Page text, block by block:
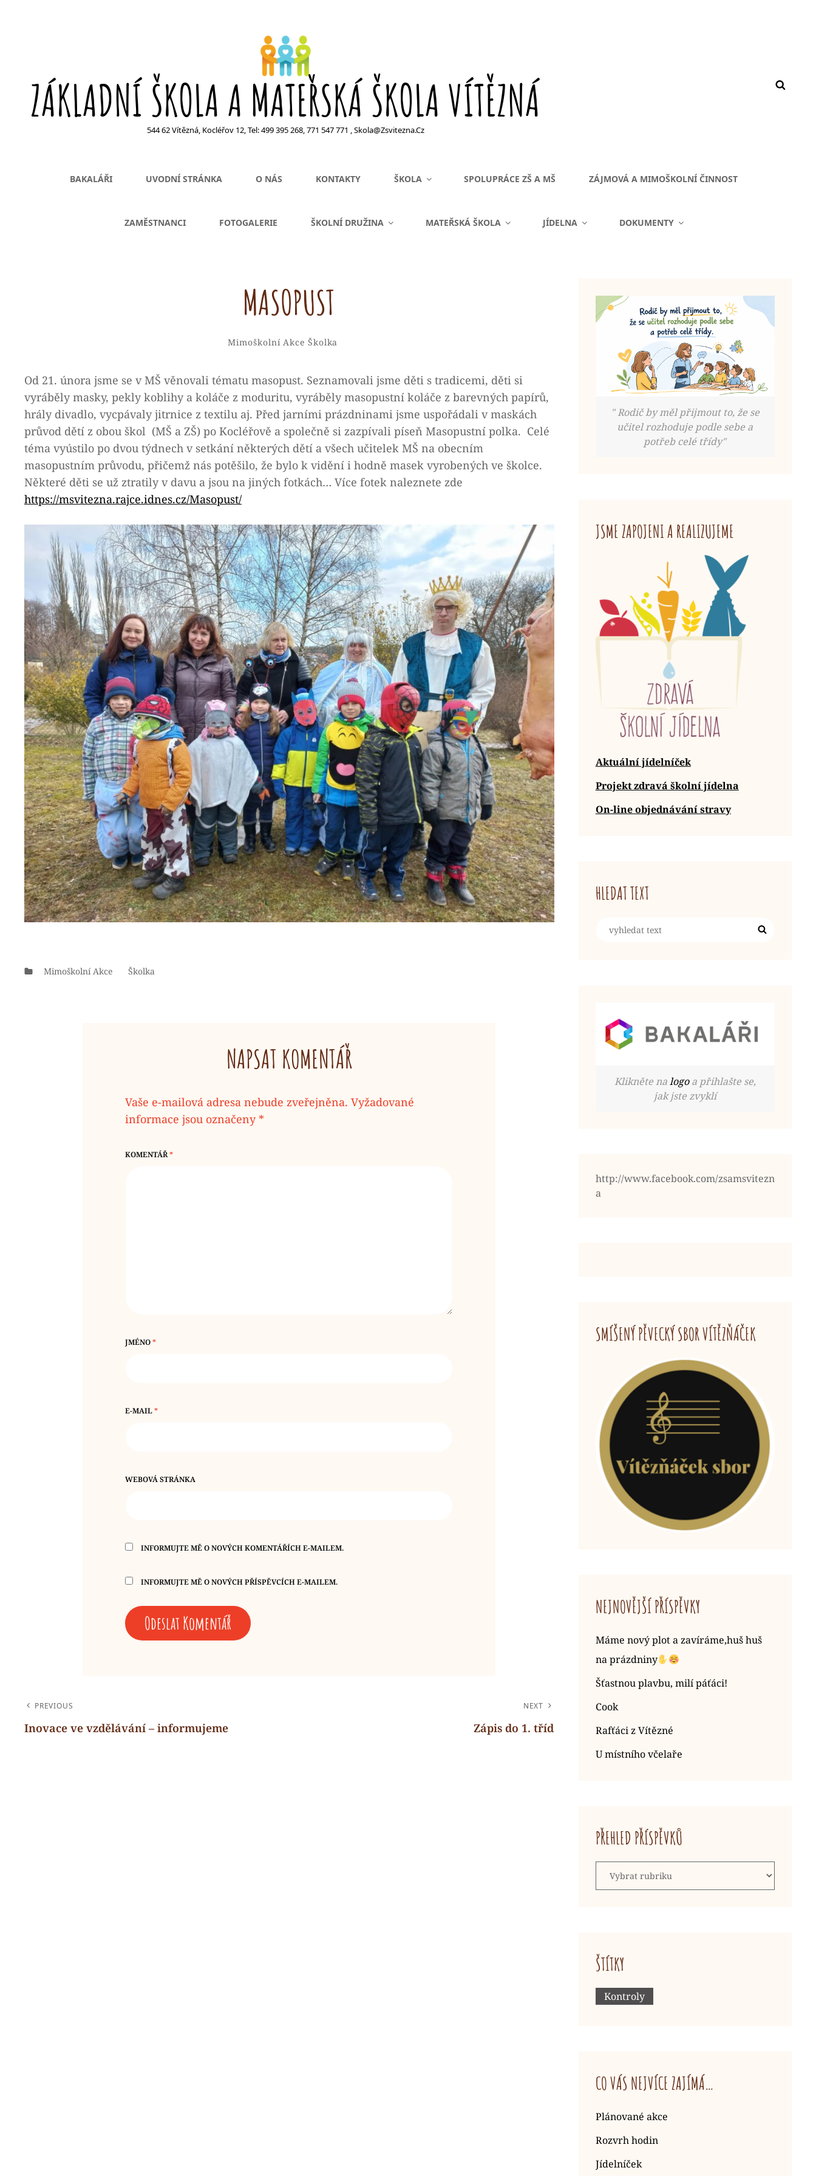
ZÁKLADNÍ ŠKOLA A MATEŘSKÁ ŠKOLA VÍTĚZNÁ
544 62 Vítězná, Kocléřov 12, Tel: 499 395 268, 771 547 771 , Skola@zsvitezna.cz
BAKALÁŘI UVODNÍ STRÁNKA O NÁS KONTAKTY ŠKOLA SPOLUPRÁCE ZŠ A MŠ ZÁJMOVÁ A MIMOŠKOLNÍ ČINNOST
ZAMĚSTNANCI FOTOGALERIE ŠKOLNÍ DRUŽINA MATEŘSKÁ ŠKOLA JÍDELNA DOKUMENTY
MASOPUST
Categories
Mimoškolní Akce Školka
comment
on
MASOPUST
Od 21. února jsme se v MŠ věnovali tématu masopust. Seznamovali jsme děti s tradicemi, děti si
vyráběly masky, pekly koblihy a koláče z moduritu, vyráběly masopustní koláče z barevných papírů,
hrály divadlo, vycpávaly jitrnice z textilu aj. Před jarními prázdninami jsme uspořádali v maskách
průvod dětí z obou škol (MŠ a ZŠ) po Kocléřově a společně si zazpívali píseň Masopustní polka. Celé
téma vyústilo po dvou týdnech v setkání některých dětí a všech učitelek MŠ na obecním
masopustním průvodu, přičemž nás potěšilo, že bylo k vidění i hodně masek vyrobených ve školce.
Některé děti se už ztratily v davu a jsou na jiných fotkách… Více fotek naleznete zde
https://msvitezna.rajce.idnes.cz/Masopust/
Categories
Mimoškolní Akce Školka
NAPSAT KOMENTÁŘ
Vaše e-mailová adresa nebude zveřejněna. Vyžadované
informace jsou označeny *
KOMENTÁŘ*
JMÉNO*
E-MAIL*
WEBOVÁ STRÁNKA
INFORMUJTE MĚ O NOVÝCH KOMENTÁŘÍCH E-MAILEM.
INFORMUJTE MĚ O NOVÝCH PŘÍSPĚVCÍCH E-MAILEM.
NAVIGACE
PRO
PREVIOUS
Inovace ve vzdělávání – informujeme
NEXT
Zápis do 1. tříd
" Rodič by měl přijmout to, že se
učitel rozhoduje podle sebe a
potřeb celé třídy"
JSME ZAPOJENI A REALIZUJEME
Aktuální jídelníček
Projekt zdravá školní jídelna
On-line objednávání stravy
HLEDAT TEXT
Search
Klikněte nalogoa přihlašte se,
jak jste zvyklí
http://www.facebook.com/zsamsvitezn
a
SMÍŠENÝ PĚVECKÝ SBOR VÍTĚZŇÁČEK
NEJNOVĚJŠÍ PŘÍSPĚVKY
Máme nový plot a zavíráme,huš huš
na prázdniny
Šťastnou plavbu, milí páťáci!
Cook
Rafťáci z Vítězné
U místního včelaře
PŘEHLED PŘÍSPĚVKŮ
příspěvků
ŠTÍTKY
Kontroly
CO VÁS NEJVÍCE ZAJÍMÁ…
Plánované akce
Rozvrh hodin
Jídelníček